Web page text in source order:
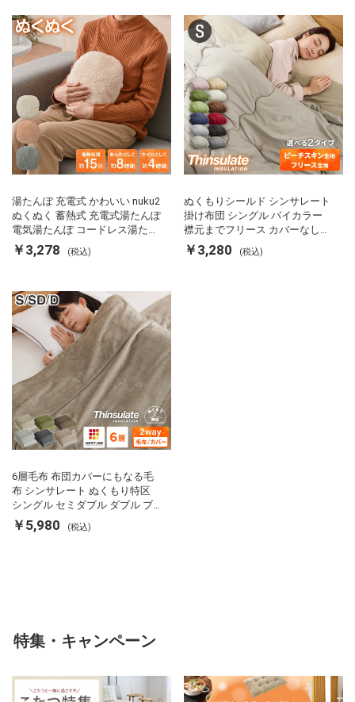
湯たんぽ 充電式 かわいい nuku2
ぬくぬく 蓄熱式 充電式湯たんぽ
電気湯たんぽ コードレス湯たん
ぽ エコ 節電 節約 省エネ 充電式
エコ電気あんか EWT-2143 スリ
￥3,278 (税込)
ぬくもりシールド シンサレート
掛け布団 シングル バイカラー
襟元までフリース カバーなしで
使える 軽い 丸洗い 断熱 保温 抗
菌防臭 洗える 防ダニ 軽量 ホコ
￥3,280 (税込)
6層毛布 布団カバーにもなる毛
布 シンサレート ぬくもり特区
シングル セミダブル ダブル ブ
ランケット 掛け布団カバー フラ
ンネル 保温 蓄熱 吸湿 発熱 断熱
￥5,980 (税込)
特集・キャンペーン